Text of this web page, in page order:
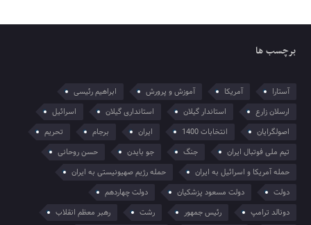
برچسب ها
آستارا آمریکا آموزش و پرورش
ابراهیم رئیسی
ارسلان زارع
استاندار گیلان استانداری گیلان
اسرائیل
اصولگرایان
انتخابات 1400 ایران برجام
تحریم
تیم ملی فوتبال ایران
جنگ جو بایدن
حسن روحانی
حمله آمریکا و اسرائیل به ایران
حمله رژیم صهیونیستی به ایران
دولت
دولت مسعود پزشکیان
دولت چهاردهم
دونالد ترامپ
رئیس جمهور رشت
رهبر معظم انقلاب